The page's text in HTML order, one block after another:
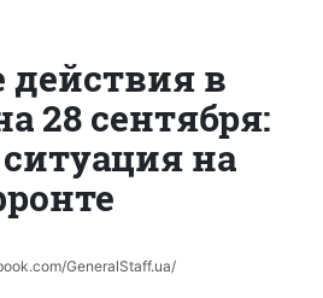
действия в
28 сентября:
на
GeneralStaff.ua/